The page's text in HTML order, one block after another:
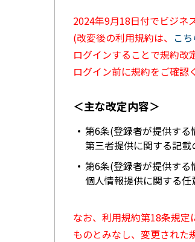
2024年9月18日付でビジネ
(改変後の利用規約は、 こち
ログインすることで規約改
ログイン前に規約をご確認
＜主な改定内容＞
第6条(登録者が提供する
第三者提供に関する記載
第6条(登録者が提供する
個人情報提供に関する
なお、利用規約第18条規
ものとみなし、変更された